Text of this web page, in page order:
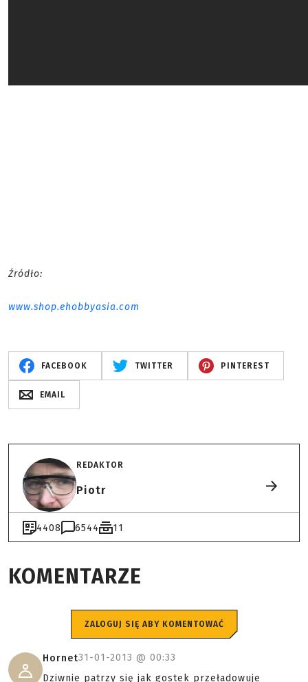
Źródło:
www.shop.ehobbyasia.com
FACEBOOK TWITTER PINTEREST
EMAIL
REDAKTOR
Piotr
4408 6544 11
KOMENTARZE
ZALOGUJ SIĘ ABY KOMENTOWAĆ
Hornet31-01-2013 @ 00:33
Dziwnie patrzy się jak gostek przeładowuje